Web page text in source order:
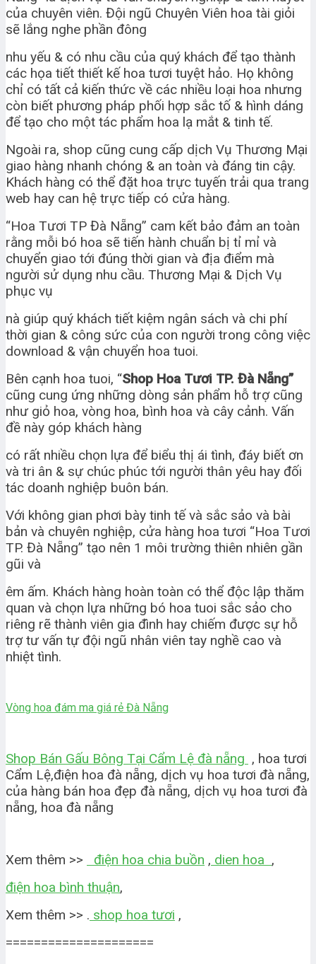
của chuyên viên. Đội ngũ Chuyên Viên hoa tài giỏi
sẽ lắng nghe phần đông
nhu yếu & có nhu cầu của quý khách để tạo thành
các họa tiết thiết kế hoa tươi tuyệt hảo. Họ không
chỉ có tất cả kiến thức về các nhiều loại hoa nhưng
còn biết phương pháp phối hợp sắc tố & hình dáng
để tạo cho một tác phẩm hoa lạ mắt & tinh tế.
Ngoài ra, shop cũng cung cấp dịch Vụ Thương Mại
giao hàng nhanh chóng & an toàn và đáng tin cậy.
Khách hàng có thể đặt hoa trực tuyến trải qua trang
web hay can hệ trực tiếp có cửa hàng.
“Hoa Tươi TP Đà Nẵng” cam kết bảo đảm an toàn
rằng mỗi bó hoa sẽ tiến hành chuẩn bị tỉ mỉ và
chuyển giao tới đúng thời gian và địa điểm mà
người sử dụng nhu cầu. Thương Mại & Dịch Vụ
phục vụ
nà giúp quý khách tiết kiệm ngân sách và chi phí
thời gian & công sức của con người trong công việc
download & vận chuyển hoa tuoi.
Bên cạnh hoa tuoi, “Shop Hoa Tươi TP. Đà Nẵng”
cũng cung ứng những dòng sản phẩm hỗ trợ cũng
như giỏ hoa, vòng hoa, bình hoa và cây cảnh. Vấn
đề này góp khách hàng
có rất nhiều chọn lựa để biểu thị ái tình, đáy biết ơn
và tri ân & sự chúc phúc tới người thân yêu hay đối
tác doanh nghiệp buôn bán.
Với không gian phơi bày tinh tế và sắc sảo và bài
bản và chuyên nghiệp, cửa hàng hoa tươi “Hoa Tươi
TP. Đà Nẵng” tạo nên 1 môi trường thiên nhiên gần
gũi và
êm ấm. Khách hàng hoàn toàn có thể độc lập thăm
quan và chọn lựa những bó hoa tuoi sắc sảo cho
riêng rẽ thành viên gia đình hay chiếm được sự hỗ
trợ tư vấn tự đội ngũ nhân viên tay nghề cao và
nhiệt tình.
Vòng hoa đám ma giá rẻ Đà Nẵng
Shop Bán Gấu Bông Tại Cẩm Lệ đà nẵng , hoa tươi
Cẩm Lệ,điện hoa đà nẵng, dịch vụ hoa tươi đà nẵng,
của hàng bán hoa đẹp đà nẵng, dịch vụ hoa tươi đà
nẵng, hoa đà nẵng
Xem thêm >> điện hoa chia buồn , dien hoa ,
điện hoa bình thuận,
Xem thêm >> . shop hoa tươi ,
=====================